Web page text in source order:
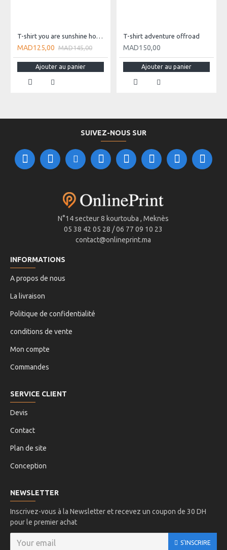
T-shirt you are sunshine homme
MAD125,00 MAD145,00
Ajouter au panier
T-shirt adventure offroad
MAD150,00
Ajouter au panier
SUIVEZ-NOUS SUR
N°14 secteur 8 kourtouba , Meknès
05 38 42 05 28 / 06 77 09 10 23
contact@onlineprint.ma
INFORMATIONS
A propos de nous
La livraison
Politique de confidentialité
conditions de vente
Mon compte
Commandes
SERVICE CLIENT
Devis
Contact
Plan de site
Conception
NEWSLETTER
Inscrivez-vous à la Newsletter et recevez un coupon de 30 DH
pour le premier achat
S'INSCRIRE